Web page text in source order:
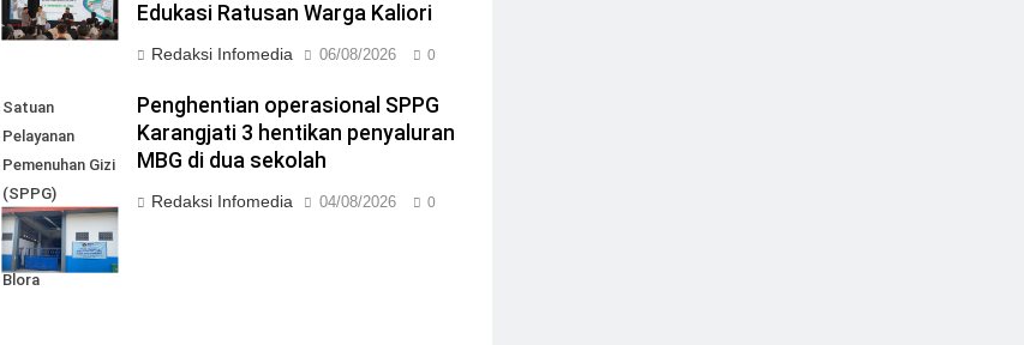
Edukasi Ratusan Warga Kaliori
Redaksi Infomedia 06/08/2026 0
Satuan
Pelayanan
Pemenuhan Gizi
(SPPG)
Karangjati 3 di
Kabupaten
Blora
Penghentian operasional SPPG
Karangjati 3 hentikan penyaluran
MBG di dua sekolah
Redaksi Infomedia 04/08/2026 0